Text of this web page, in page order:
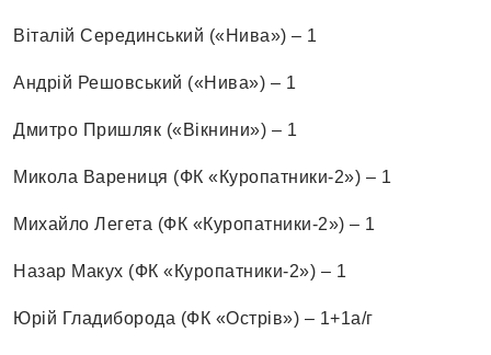
Віталій Серединський («Нива») – 1
Андрій Решовський («Нива») – 1
Дмитро Пришляк («Вікнини») – 1
Микола Варениця (ФК «Куропатники-2») – 1
Михайло Легета (ФК «Куропатники-2») – 1
Назар Макух (ФК «Куропатники-2») – 1
Юрій Гладиборода (ФК «Острів») – 1+1а/г